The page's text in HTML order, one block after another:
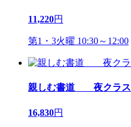
11,220円
第1・3火曜 10:30～12:00
親しむ書道 夜クラス
16,830円